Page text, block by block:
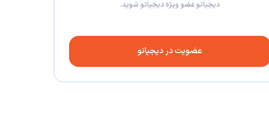
دیجیاتو عضو ویژه دیجیاتو شوید.
عضویت در دیجیاتو